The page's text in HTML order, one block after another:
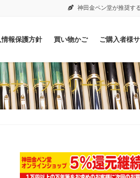
神田金ペン堂が推奨す
情報保護方針 買い物かご ご購入者様
ナ「フェリーチェ」